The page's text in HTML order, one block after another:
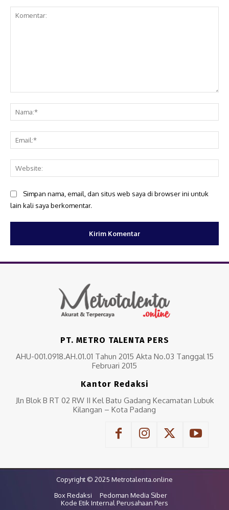
Simpan nama, email, dan situs web saya di browser ini untuk
lain kali saya berkomentar.
PT. METRO TALENTA PERS
AHU-001.0918.AH.01.01 Tahun 2015 Akta No.03 Tanggal 15
Februari 2015
Kantor Redaksi
Jln Blok B RT 02 RW II Kel Batu Gadang Kecamatan Lubuk
Kilangan – Kota Padang
Copyright © 2025 Metrotalenta.online
Box Redaksi
Pedoman Media Siber
Kode Etik Internal Perusahaan Pers